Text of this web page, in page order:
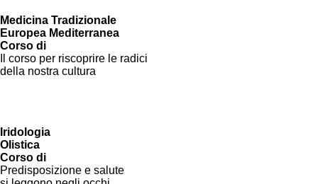
Medicina Tradizionale
Europea Mediterranea
Corso di
Il corso per riscoprire le radici
della nostra cultura
Iridologia
Olistica
Corso di
Predisposizione e salute